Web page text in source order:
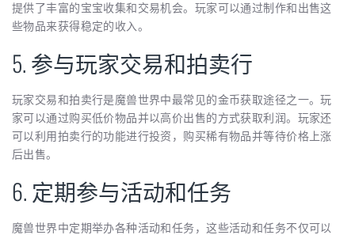
提供了丰富的宝宝收集和交易机会。玩家可以通过制作和出售这
些物品来获得稳定的收入。
5. 参与玩家交易和拍卖行
玩家交易和拍卖行是魔兽世界中最常见的金币获取途径之一。玩
家可以通过购买低价物品并以高价出售的方式获取利润。玩家还
可以利用拍卖行的功能进行投资，购买稀有物品并等待价格上涨
后出售。
6. 定期参与活动和任务
魔兽世界中定期举办各种活动和任务，这些活动和任务不仅可以